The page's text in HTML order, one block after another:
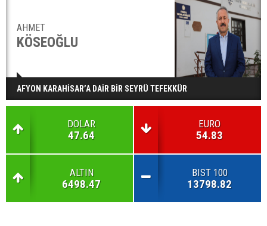
AHMET
KÖSEOĞLU
AFYON KARAHİSAR’A DAİR BİR SEYRÜ TEFEKKÜR
DOLAR
47.64
EURO
54.83
ALTIN
6498.47
BIST 100
13798.82